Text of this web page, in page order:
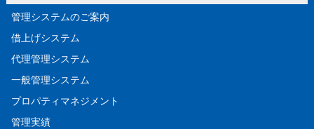
管理システムのご案内
借上げシステム
代理管理システム
一般管理システム
プロパティマネジメント
管理実績